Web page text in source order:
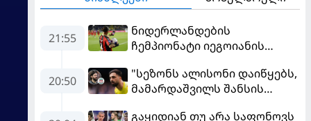
21:55
ნიდერლანდების
ჩემპიონატი იეგოიანის
MVP გახდა
20:50
"სეზონს ალისონი დაიწყებს,
მამარდაშვილს შანსის
გაყიდიან თუ არა საფონოვს